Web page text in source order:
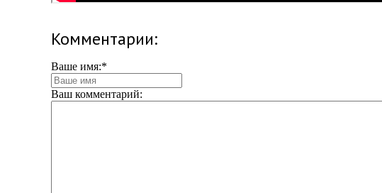
Комментарии:
Ваше имя:*
Ваш комментарий: